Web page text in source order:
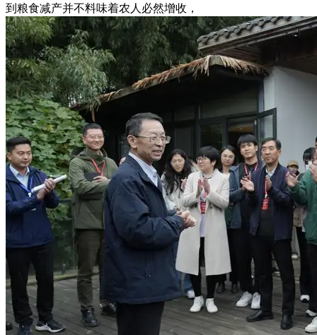
到粮食减产并不料味着农人必然增收，